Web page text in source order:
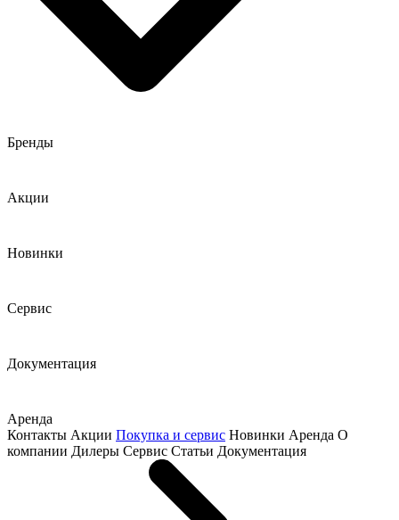
Бренды
Акции
Новинки
Сервис
Документация
Аренда
Контакты Акции Покупка и сервис Новинки Аренда О
компании Дилеры Сервис Статьи Документация